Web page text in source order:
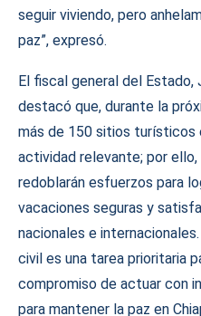
seguir viviendo, pero
paz”, expresó.
El fiscal general del Estado,
destacó que, durante la
más de 150 sitios turísticos
actividad relevante; por
redoblarán esfuerzos para
vacaciones seguras y
nacionales e
civil es una tarea prioritaria
compromiso de actuar con
para mantener la paz en